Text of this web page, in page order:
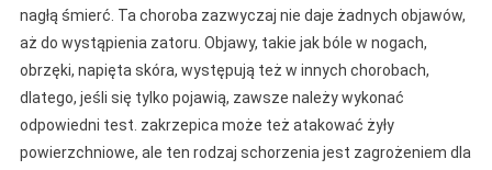
Chorobie
nagłą śmierć. Ta choroba zazwyczaj nie daje żadnych objawów,
aż do wystąpienia zatoru. Objawy, takie jak bóle w nogach,
obrzęki, napięta skóra, występują też w innych chorobach,
dlatego, jeśli się tylko pojawią, zawsze należy wykonać
odpowiedni test. zakrzepica może też atakować żyły
powierzchniowe, ale ten rodzaj schorzenia jest zagrożeniem dla